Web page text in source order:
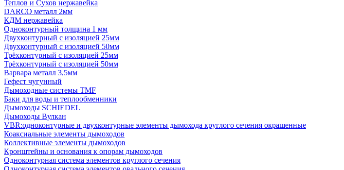
Теплов и Сухов нержавейка
DARCO металл 2мм
КДМ нержавейка
Одноконтурный толщина 1 мм
Двухконтурный с изоляцией 25мм
Двухконтурный с изоляцией 50мм
Трёхконтурный с изоляцией 25мм
Трёхконтурный с изоляцией 50мм
Варвара металл 3,5мм
Гефест чугунный
Дымоходные системы TMF
Баки для воды и теплообменники
Дымоходы SCHIEDEL
Дымоходы Вулкан
VBR:одноконтурные и двухконтурные элементы дымохода круглого сечения окрашенные
Коаксиальные элементы дымоходов
Коллективные элементы дымоходов
Кронштейны и основания к опорам дымоходов
Одноконтурная система элементов круглого сечения